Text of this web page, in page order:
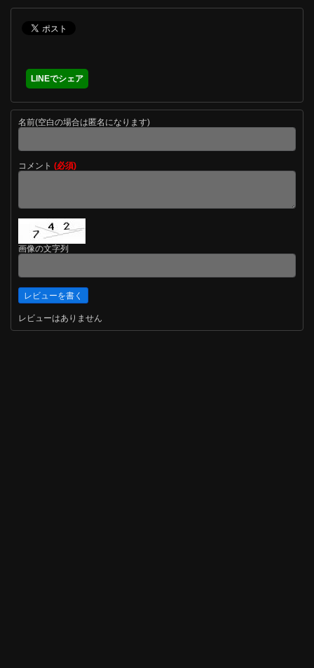
LINEでシェア
名前(空白の場合は匿名になります)
コメント (必須)
画像の文字列
レビューはありません